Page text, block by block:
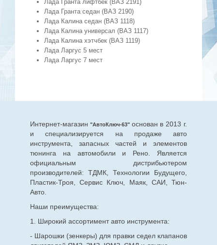
Лада Гранта лифтбек (ВАЗ 2191)
Лада Гранта седан (ВАЗ 2190)
Лада Калина седан (ВАЗ 1118)
Лада Калина универсал (ВАЗ 1117)
Лада Калина хэтчбек (ВАЗ 1119)
Лада Ларгус 5 мест
Лада Ларгус 7 мест
Интернет-магазин "АвтоКлюч-63" основан в 2013 г.
и специализируется на продаже авто
инструмента, запасных частей и элементов
тюнинга на автомобили и Рено. Является
официальным дистрибьютером
производителей: ТДМК, Технологии Будущего,
Пластик-Троя, Сервис Ключ, Маяк, САИ, Тюн-
Авто.
Наши преимущества:
1. Широкий ассортимент авто инструмента:
- Шарошки (зенкеры) для правки седел клапанов